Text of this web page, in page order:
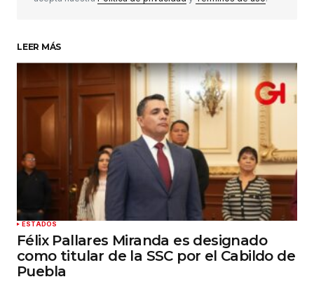
Tu correo electrónico*
Guardar mi nombre, correo electrónico y sitio
web en este navegador para la próxima vez que
haga un comentario.
Enviar comentario
LEER MÁS
ESTADOS
Félix Pallares Miranda es designado
como titular de la SSC por el Cabildo de
Puebla